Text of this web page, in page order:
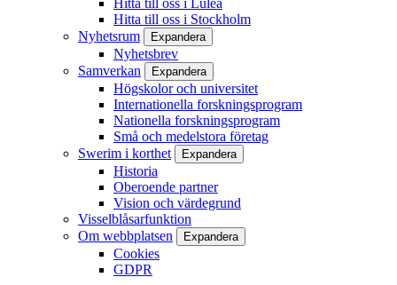
Hitta till oss i Stockholm
Nyhetsrum
Expandera
Nyhetsbrev
Samverkan
Expandera
Högskolor och universitet
Internationella forskningsprogram
Nationella forskningsprogram
Små och medelstora företag
Swerim i korthet
Expandera
Historia
Oberoende partner
Vision och värdegrund
Visselblåsarfunktion
Om webbplatsen
Expandera
Cookies
GDPR